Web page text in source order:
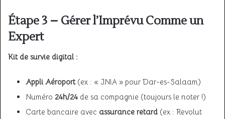
Étape 3 – Gérer l’Imprévu Comme un
Expert
Kit de survie digital :
Appli Aéroport(ex : « JNIA » pour Dar-es-Salaam)
Numéro 24h/24 de sa compagnie (toujours le noter !)
Carte bancaire avec assurance retard (ex : Revolut